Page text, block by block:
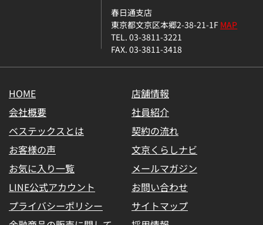
春日通支店
東京都文京区本郷2-38-21-1FMAP
TEL. 03-3811-3221
FAX. 03-3811-3418
HOME
店舗情報
会社概要
社員紹介
ベステックスとは
契約の流れ
お客様の声
文京くらしナビ
お気に入り一覧
メールマガジン
LINE公式アカウント
お問い合わせ
プライバシーポリシー
サイトマップ